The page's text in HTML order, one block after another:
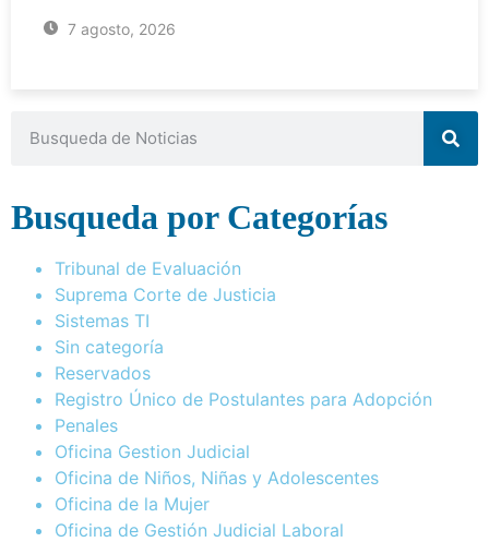
7 agosto, 2026
Busqueda por Categorías
Tribunal de Evaluación
Suprema Corte de Justicia
Sistemas TI
Sin categoría
Reservados
Registro Único de Postulantes para Adopción
Penales
Oficina Gestion Judicial
Oficina de Niños, Niñas y Adolescentes
Oficina de la Mujer
Oficina de Gestión Judicial Laboral